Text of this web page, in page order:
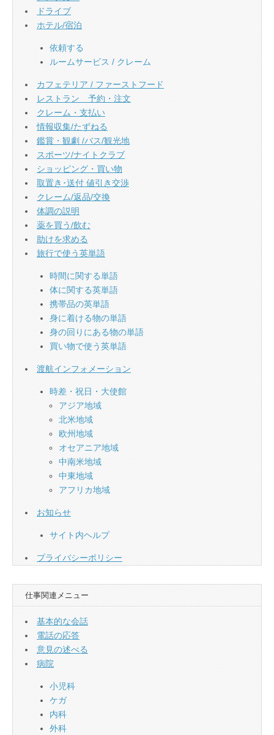
ドライブ
ホテル/宿泊
依頼する
ルームサービス / クレーム
カフェテリア / ファーストフード
レストラン 予約・注文
クレーム・支払い
情報収集/たずねる
鑑賞・観劇 /バス/観光地
スポーツ/ナイトクラブ
ショッピング・買い物
取置き･送付 値引き交渉
クレーム/返品/交換
体調の説明
薬を買う/飲む
助けを求める
旅行で使う英単語
時間に関する単語
体に関する英単語
携帯品の英単語
身に着ける物の単語
身の回りにある物の単語
買い物で使う英単語
渡航インフォメーション
時差・祝日・大使館
アジア地域
北米地域
欧州地域
オセアニア地域
中南米地域
中東地域
アフリカ地域
お知らせ
サイト内ヘルプ
プライバシーポリシー
仕事関連メニュー
基本的な会話
電話の応答
意見の述べる
病院
小児科
ケガ
内科
外科